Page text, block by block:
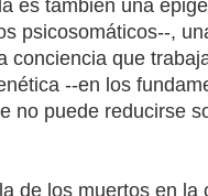
es también una
psicosomáticos--,
conciencia que
--en los
no puede reducirse
de los muertos en la